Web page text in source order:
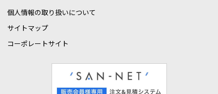
個人情報の取り扱いについて
サイトマップ
コーポレートサイト